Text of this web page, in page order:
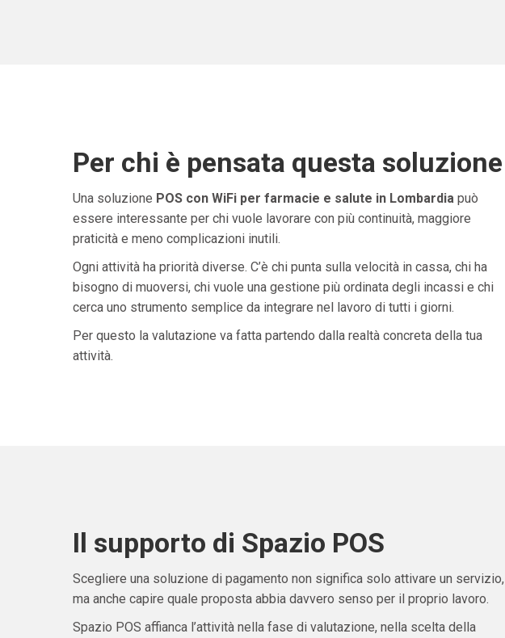
Per chi è pensata questa soluzione
Una soluzione POS con WiFi per farmacie e salute in Lombardiapuò
essere interessante per chi vuole lavorare con più continuità, maggiore
praticità e meno complicazioni inutili.
Ogni attività ha priorità diverse. C’è chi punta sulla velocità in cassa, chi ha
bisogno di muoversi, chi vuole una gestione più ordinata degli incassi e chi
cerca uno strumento semplice da integrare nel lavoro di tutti i giorni.
Per questo la valutazione va fatta partendo dalla realtà concreta della tua
attività.
Il supporto di Spazio POS
Scegliere una soluzione di pagamento non significa solo attivare un servizio,
ma anche capire quale proposta abbia davvero senso per il proprio lavoro.
Spazio POS affianca l’attività nella fase di valutazione, nella scelta della